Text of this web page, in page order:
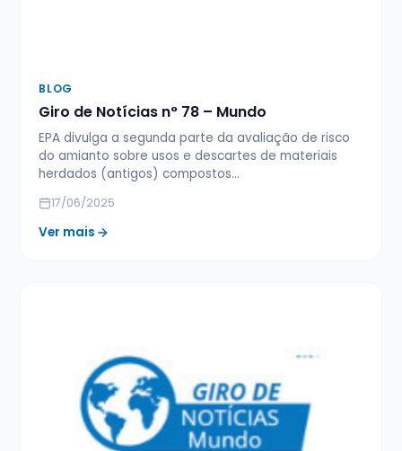
BLOG
Giro de Notícias n° 78 – Mundo
EPA divulga a segunda parte da avaliação de risco
do amianto sobre usos e descartes de materiais
herdados (antigos) compostos…
17/06/2025
Ver mais